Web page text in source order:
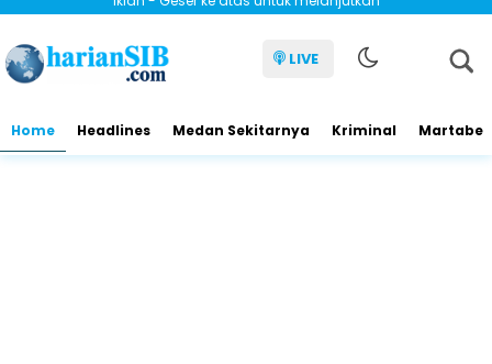
LIVE
Home Headlines Medan Sekitarnya Kriminal Martabe